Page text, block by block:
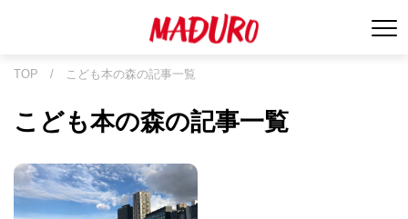
TOP / こども本の森の記事一覧
こども本の森の記事一覧